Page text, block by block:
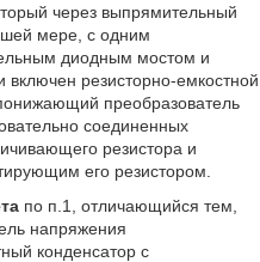
через выпрямительный
мере, с одним
диодным мостом и
резисторно-емкостной
преобразователь
соединенных
резистора и
его резистором.
по п.1, отличающийся тем,
напряжения
конденсатор с